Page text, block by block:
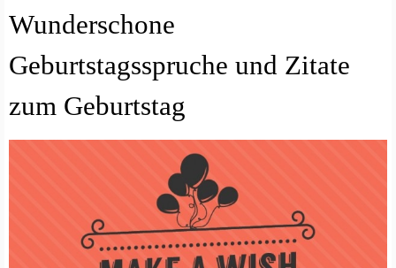
Wunderschone
Geburtstagsspruche und Zitate
zum Geburtstag